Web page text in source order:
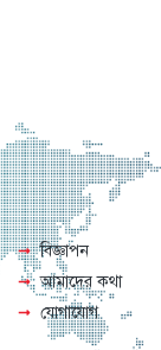
বিজ্ঞাপন
আমাদের কথা
যোগাযোগ